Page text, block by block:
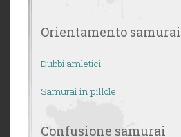
Orientamento samurai
Dubbi amletici
Samurai in pillole
Confusione samurai